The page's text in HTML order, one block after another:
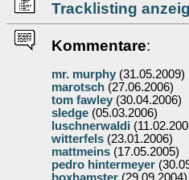
Tracklisting
Kommentare:
mr. murphy (31.05.2009)
marotsch (27.06.2006)
tom fawley (30.04.2006)
sledge (05.03.2006)
luschnerwaldi
witterfels (23.01.2006)
mattmeins (17.05.2005)
pedro hintermeyer